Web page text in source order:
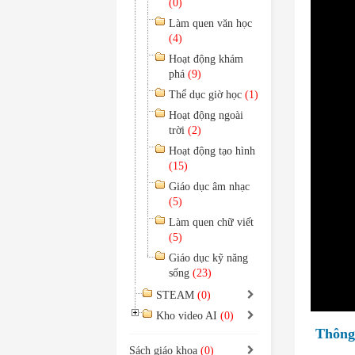
(0)
Làm quen văn học
(4)
Hoạt động khám
phá (9)
Thể dục giờ học (1)
Hoạt động ngoài
trời (2)
Hoạt động tạo hình
(15)
Giáo dục âm nhạc
(5)
Làm quen chữ viết
(5)
Giáo dục kỹ năng
sống (23)
STEAM (0)
Kho video AI (0)
Sách giáo khoa (0)